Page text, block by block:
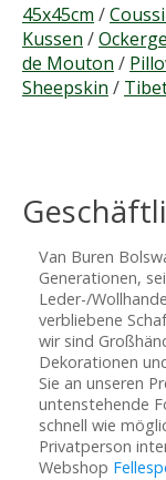
45x45cm /
Kussen /
de Mouton /
Sheepskin /
Van Buren
Generationen,
Leder-/
verbliebene
wir sind
Dekorationen
Sie an unseren
untenstehende
schnell wie
Privatperson
Webshop